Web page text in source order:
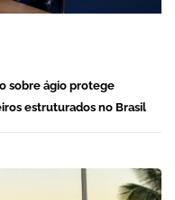
sobre ágio protege
estruturados no Brasil